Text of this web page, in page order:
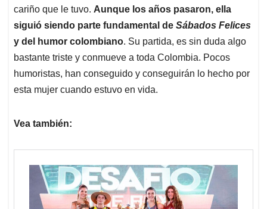
cariño que le tuvo. Aunque los años pasaron, ella
siguió siendo parte fundamental de Sábados Felices
y del humor colombiano. Su partida, es sin duda algo
bastante triste y conmueve a toda Colombia. Pocos
humoristas, han conseguido y conseguirán lo hecho por
esta mujer cuando estuvo en vida.
Vea también: